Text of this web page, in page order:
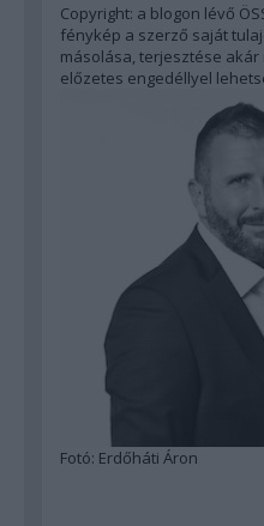
Copyright: a blogon lévő
fénykép a szerző saját
másolása, terjesztése
előzetes engedéllyel
Fotó: Erdőháti Áron